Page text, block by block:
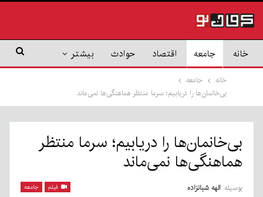
خانه جامعه اقتصاد حوادث بیشتر
خانه
جامعه
بی‌خانمان‌ها را دریابیم؛ سرما منتظر هماهنگی‌ها نمی‌ماند
بی‌خانمان‌ها را دریابیم؛ سرما منتظر
هماهنگی‌ها نمی‌ماند
فیلم جامعه بوسیله الهه شبانزاده